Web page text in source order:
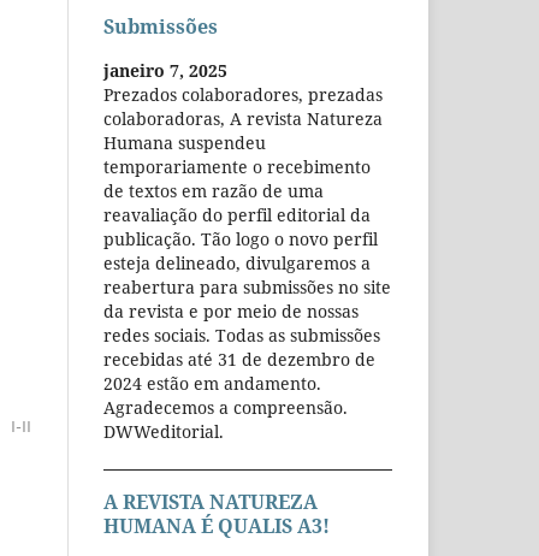
I-II
Submissões
janeiro 7, 2025
Prezados colaboradores, prezadas
colaboradoras, A revista Natureza
Humana suspendeu
temporariamente o recebimento
de textos em razão de uma
reavaliação do perfil editorial da
publicação. Tão logo o novo perfil
esteja delineado, divulgaremos a
reabertura para submissões no site
da revista e por meio de nossas
redes sociais. Todas as submissões
recebidas até 31 de dezembro de
2024 estão em andamento.
Agradecemos a compreensão.
DWWeditorial.
A REVISTA NATUREZA
HUMANA É QUALIS A3!